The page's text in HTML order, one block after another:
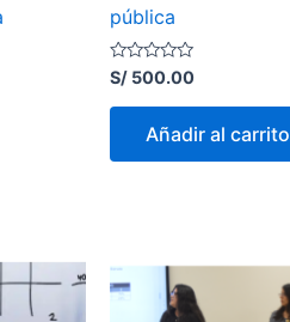
pública
Valorado
con
0
S/ 500.00
Añadir al carrito